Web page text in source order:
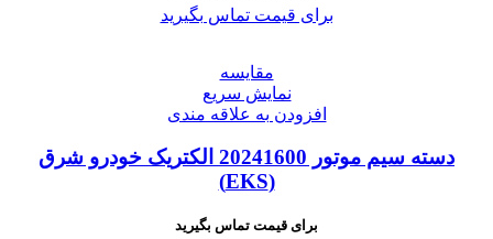
برای قیمت تماس بگیرید
مقايسه
نمایش سریع
افزودن به علاقه مندی
دسته سیم موتور 20241600 الکتریک خودرو شرق
(EKS)
برای قیمت تماس بگیرید